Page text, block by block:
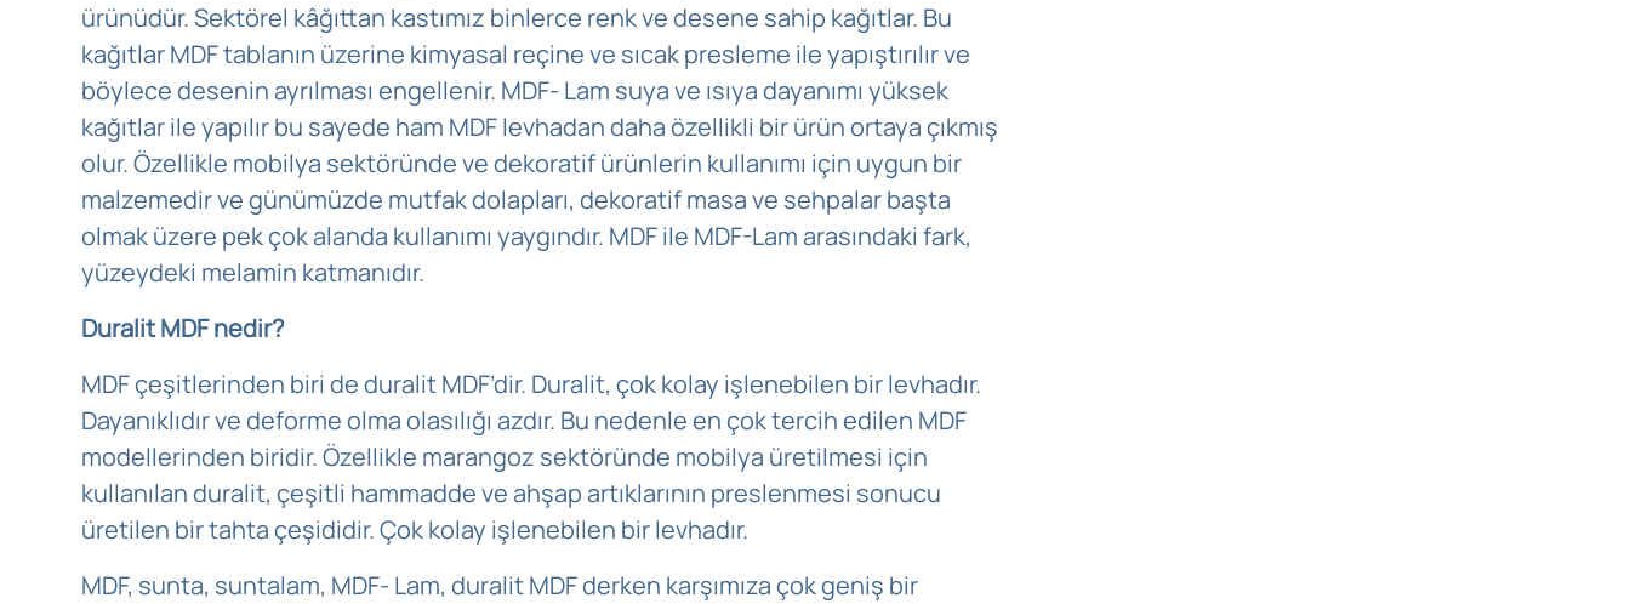
ürünüdür. Sektörel kâğıttan kastımız binlerce renk ve desene sahip kağıtlar. Bu
kağıtlar MDF tablanın üzerine kimyasal reçine ve sıcak presleme ile yapıştırılır ve
böylece desenin ayrılması engellenir. MDF- Lam suya ve ısıya dayanımı yüksek
kağıtlar ile yapılır bu sayede ham MDF levhadan daha özellikli bir ürün ortaya çıkmış
olur. Özellikle mobilya sektöründe ve dekoratif ürünlerin kullanımı için uygun bir
malzemedir ve günümüzde mutfak dolapları, dekoratif masa ve sehpalar başta
olmak üzere pek çok alanda kullanımı yaygındır. MDF ile MDF-Lam arasındaki fark,
yüzeydeki melamin katmanıdır.
Duralit MDF nedir?
MDF çeşitlerinden biri de duralit MDF’dir. Duralit, çok kolay işlenebilen bir levhadır.
Dayanıklıdır ve deforme olma olasılığı azdır. Bu nedenle en çok tercih edilen MDF
modellerinden biridir. Özellikle marangoz sektöründe mobilya üretilmesi için
kullanılan duralit, çeşitli hammadde ve ahşap artıklarının preslenmesi sonucu
üretilen bir tahta çeşididir. Çok kolay işlenebilen bir levhadır.
MDF, sunta, suntalam, MDF- Lam, duralit MDF derken karşımıza çok geniş bir